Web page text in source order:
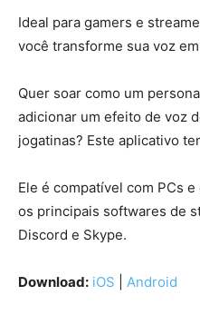
Ideal para gamers e
você transforme sua voz
Quer soar como um
adicionar um efeito de voz
jogatinas? Este aplicativo
Ele é compatível com PCs
os principais softwares de
Discord e Skype.
Download: iOS Android